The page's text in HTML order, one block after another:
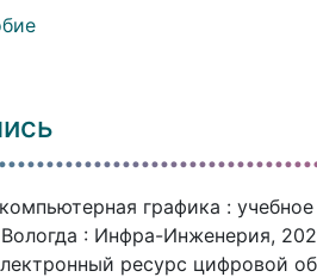
графика :
: Инфра-Инженерия,
ресурс цифровой